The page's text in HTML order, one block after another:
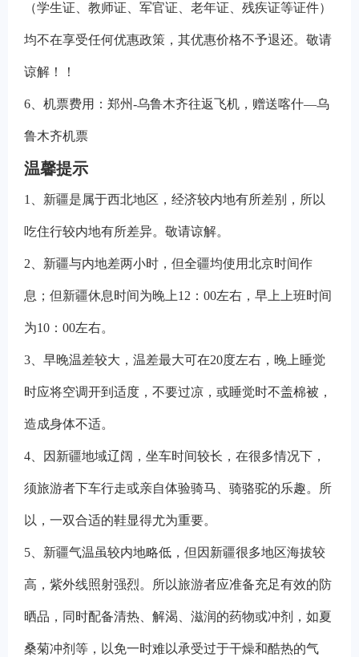
（学生证、教师证、军官证、老年证、残疾证等证件）
均不在享受任何优惠政策，其优惠价格不予退还。敬请
谅解！！
6 、机票费用：郑州-乌鲁木齐往返飞机，赠送喀什—乌
鲁木齐机票
温馨提示
1 、新疆是属于西北地区，经济较内地有所差别，所以
吃住行较内地有所差异。敬请谅解。
2 、新疆与内地差两小时，但全疆均使用北京时间作
息；但新疆休息时间为晚上12：00左右，早上上班时间
为10：00左右。
3 、早晚温差较大，温差最大可在20度左右，晚上睡觉
时应将空调开到适度，不要过凉，或睡觉时不盖棉被，
造成身体不适。
4、因新疆地域辽阔，坐车时间较长，在很多情况下，
须旅游者下车行走或亲自体验骑马、骑骆驼的乐趣。所
以，一双合适的鞋显得尤为重要。
5、新疆气温虽较内地略低，但因新疆很多地区海拔较
高，紫外线照射强烈。所以旅游者应准备充足有效的防
晒品，同时配备清热、解渴、滋润的药物或冲剂，如夏
桑菊冲剂等，以免一时难以承受过于干燥和酷热的气